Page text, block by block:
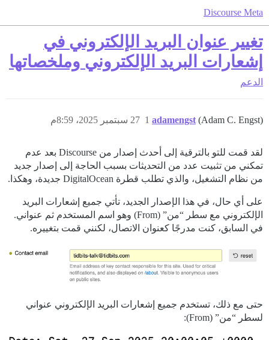
Discourse Meta
تغيير عنوان البريد الإلكتروني في
إشعارات البريد الإلكتروني وملخصاتها
الدعم
adamengst (Adam C. Engst) 27 سبتمبر 2025، 8:59م 1
لقد قمت للتو بالترقية إلى أحدث إصدار من Discourse بعد عدم
تمكني من تثبيت عدد من التحديثات بسبب الحاجة إلى إصدار جديد
من نظام التشغيل، والذي تطلب قطرة DigitalOcean جديدة، وهكذا.
على أي حال، في هذا الإصدار الجديد، تأتي جميع إشعارات البريد
الإلكتروني مع سطر “من” (From) وهو اسم المستخدم ثم عنواني.
في السابق، كنت مدرجًا كعنوان الاتصال، لكنني قمت بتغييره.
حتى مع ذلك، تستخدم جميع إشعارات البريد الإلكتروني عنواني
لسطر “من” (From):